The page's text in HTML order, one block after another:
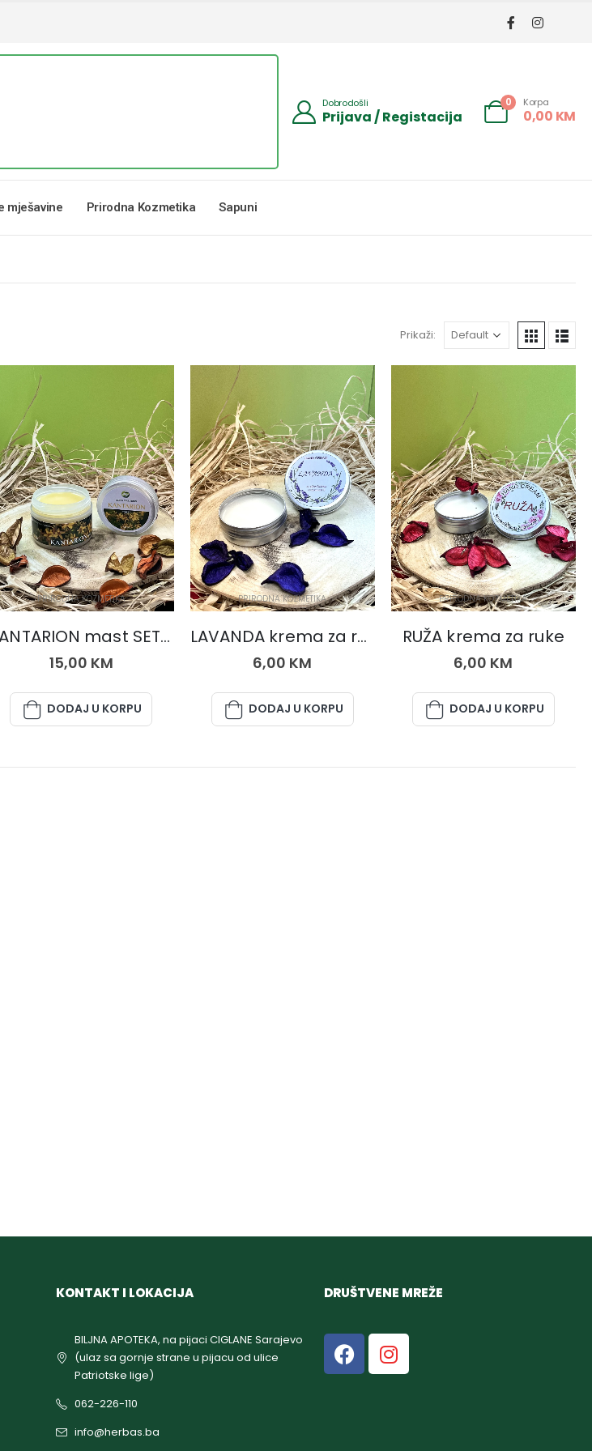
Dobrodošli
Prijava / Registacija
0 Korpa
0,00 KM
mješavine Prirodna Kozmetika Sapuni
Prikaži:
PRIRODNA KOZMETIKA
KANTARION mast SET 1+1 (dvije kutije)
15,00 KM
DODAJ U KORPU
PRIRODNA KOZMETIKA
LAVANDA krema za ruke
6,00 KM
DODAJ U KORPU
PRIRODNA KOZMETIKA
RUŽA krema za ruke
6,00 KM
DODAJ U KORPU
KONTAKT I LOKACIJA
BILJNA APOTEKA, na pijaci CIGLANE Sarajevo
(ulaz sa gornje strane u pijacu od ulice
Patriotske lige)
062-226-110
info@herbas.ba
DRUŠTVENE MREŽE